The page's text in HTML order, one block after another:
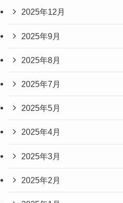
2025年12月
2025年9月
2025年8月
2025年7月
2025年5月
2025年4月
2025年3月
2025年2月